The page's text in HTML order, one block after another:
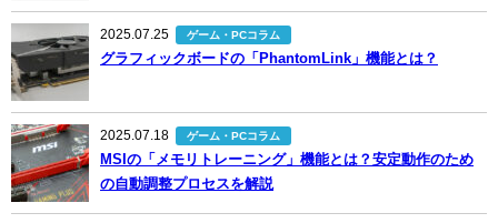
2025.07.25 ゲーム・PCコラム
グラフィックボードの「PhantomLink」機能とは？
2025.07.18 ゲーム・PCコラム
MSIの「メモリトレーニング」機能とは？安定動作のため
の自動調整プロセスを解説